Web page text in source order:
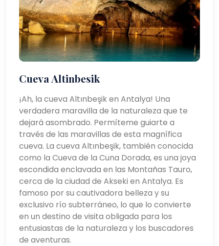
Cueva Altinbesik
¡Ah, la cueva Altınbeşik en Antalya! Una
verdadera maravilla de la naturaleza que te
dejará asombrado. Permíteme guiarte a
través de las maravillas de esta magnífica
cueva. La cueva Altınbeşik, también conocida
como la Cueva de la Cuna Dorada, es una joya
escondida enclavada en las Montañas Tauro,
cerca de la ciudad de Akseki en Antalya. Es
famoso por su cautivadora belleza y su
exclusivo río subterráneo, lo que lo convierte
en un destino de visita obligada para los
entusiastas de la naturaleza y los buscadores
de aventuras.